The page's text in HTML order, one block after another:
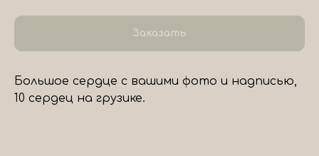
Заказать
Большое сердце с вашими фото и надписью,
10 сердец на грузике.